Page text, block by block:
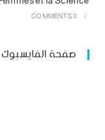
/
0 COMMENTS
صفحة الفايسبوك